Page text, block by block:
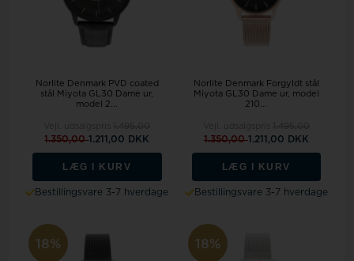
Norlite Denmark PVD coated
stål Miyota GL30 Dame ur,
model 2...
1.350,001.211,00 DKK
LÆG I KURV
Bestillingsvare 3-7 hverdage
Norlite Denmark Forgyldt stål
Miyota GL30 Dame ur, model
210...
1.350,001.211,00 DKK
LÆG I KURV
Bestillingsvare 3-7 hverdage
18% 18%